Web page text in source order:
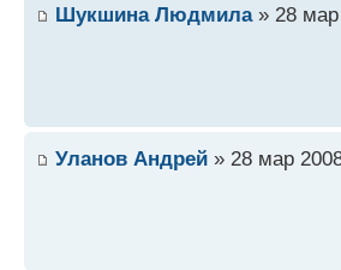
Шукшина Людмила» 28 мар
Уланов Андрей » 28 мар